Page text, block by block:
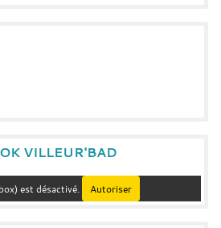
VILLEUR'BAD
est désactivé. Autoriser